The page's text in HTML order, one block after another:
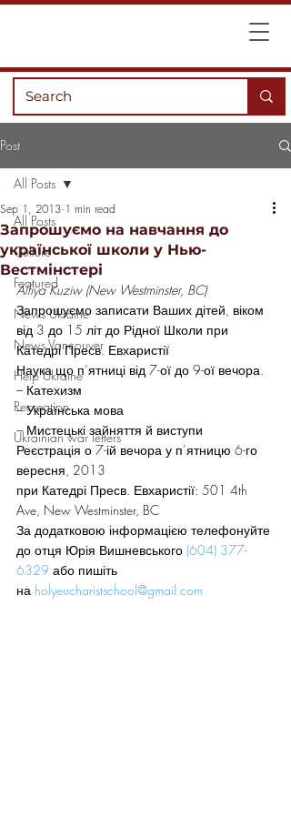
Post
All Posts
Culture
Featured
News Ukraine
News Vancouver
Help Ukraine
Recreation
Ukrainian war letters
All Posts
Запрошуємо на навчання до
української школи у Нью-
Вестмінстері
Sep 1, 2013 1 min read
Alfiya Kuziw (New Westminster, BC)
Запрошуємо записати Ваших дітей, віком
від 3 до 15 літ до Рідної Школи при
Катедрі Пресв. Евхаристії
Наука що п’ятниці від 7-ої до 9-ої вечора.
– Катехизм
– Українська мова
– Мистецькі зайняття й виступи
Реєстрація о 7-ій вечора у п’ятницю 6-го
вересня, 2013
при Катедрі Пресв. Евхаристії: 501 4th
Ave, New Westminster, BC
За додатковою інформацією телефонуйте
до отця Юрія Вишневського (604) 377-
6329 або пишіть
на holyeucharistschool@gmail.com